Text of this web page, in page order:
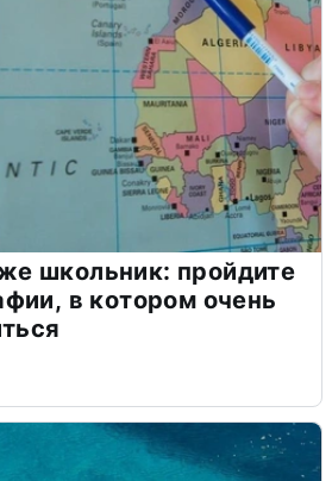
школьник: пройдите
в котором очень